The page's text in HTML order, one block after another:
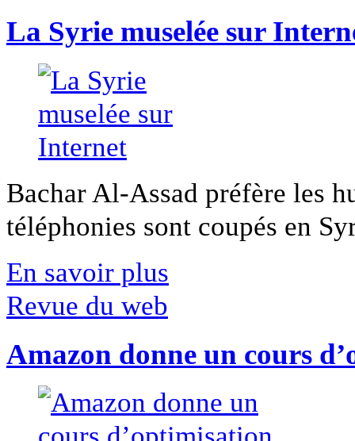
La Syrie muselée sur
Bachar Al-Assad préfère les
téléphonies sont coupés en
En savoir plus
Revue du web
Amazon donne un cours